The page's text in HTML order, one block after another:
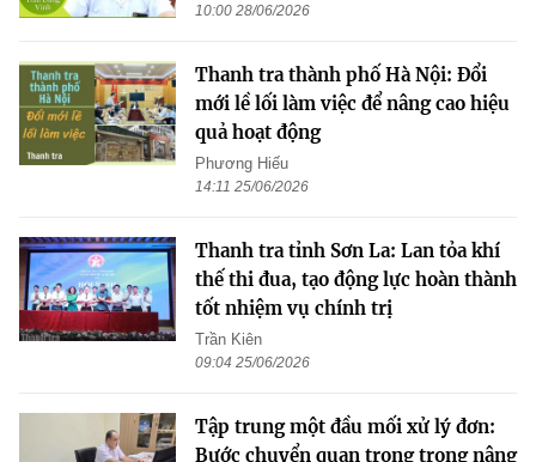
10:00 28/06/2026
Thanh tra thành phố Hà Nội: Đổi
mới lề lối làm việc để nâng cao hiệu
quả hoạt động
Phương Hiếu
14:11 25/06/2026
Thanh tra tỉnh Sơn La: Lan tỏa khí
thế thi đua, tạo động lực hoàn thành
tốt nhiệm vụ chính trị
Trần Kiên
09:04 25/06/2026
Tập trung một đầu mối xử lý đơn:
Bước chuyển quan trọng trong nâng